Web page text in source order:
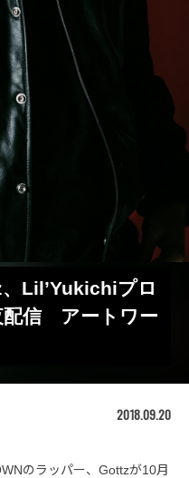
Lil’Yukichiプロ
配信 アートワー
2018.09.20
のラッパー、Gottzが10月